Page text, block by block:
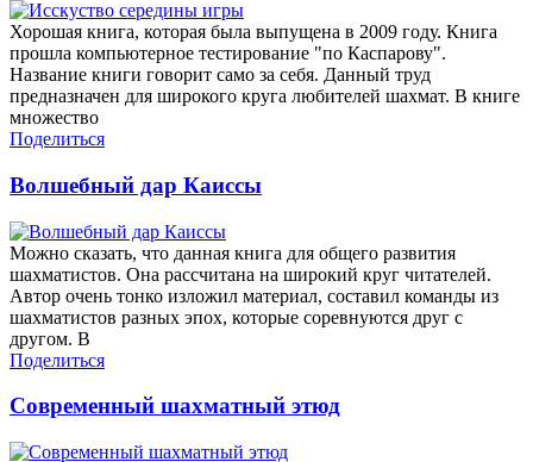
Хорошая книга, которая была выпущена в 2009 году. Книга
прошла компьютерное тестирование "по Каспарову".
Название книги говорит само за себя. Данный труд
предназначен для широкого круга любителей шахмат. В книге
множество
Поделиться
Волшебный дар Каиссы
Можно сказать, что данная книга для общего развития
шахматистов. Она рассчитана на широкий круг читателей.
Автор очень тонко изложил материал, составил команды из
шахматистов разных эпох, которые соревнуются друг с
другом. В
Поделиться
Современный шахматный этюд